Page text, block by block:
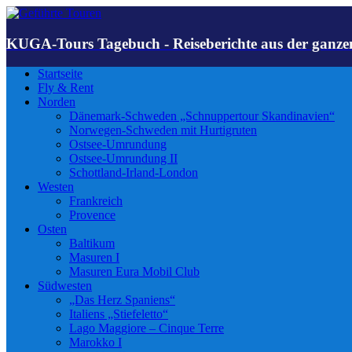
KUGA-Tours Tagebuch - Reiseberichte aus der
Startseite
Fly & Rent
Norden
Dänemark-Schweden „Schnuppertour Skandinavien“
Norwegen-Schweden mit Hurtigruten
Ostsee-Umrundung
Ostsee-Umrundung II
Schottland-Irland-London
Westen
Frankreich
Provence
Osten
Baltikum
Masuren I
Masuren Eura Mobil Club
Südwesten
„Das Herz Spaniens“
Italiens „Stiefeletto“
Lago Maggiore – Cinque Terre
Marokko I